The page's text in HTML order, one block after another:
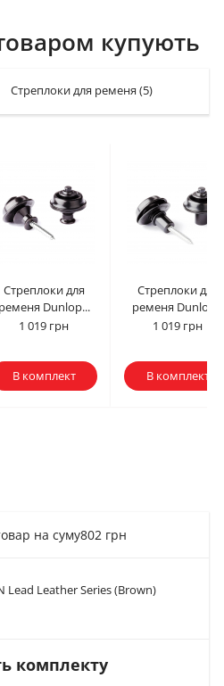
купують
Стреплоки для ременя (5)
Стреплоки для
ременя Dunlop...
1 019 грн
В комплект
Стреплоки для
ременя Dunlop...
1 019 грн
В комплект
Стреплоки для
Стреплоки для
на суму802 грн
Lead Leather Series (Brown)
комплекту